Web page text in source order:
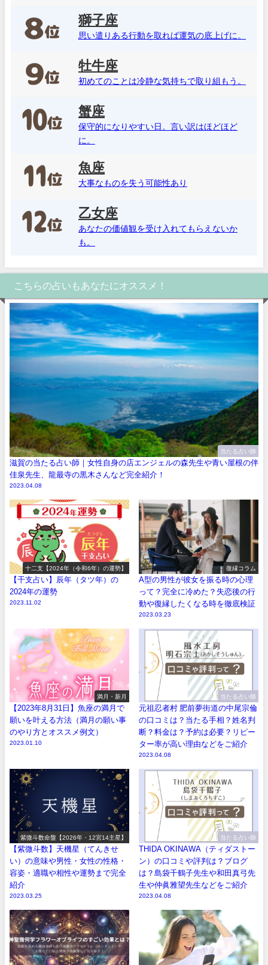
獅子座
思い遣りある行動を取れば運気の底上げに。
牡牛座
初めてのことは冷静な気持ちで取り組もう。
蟹座
保守的になりやすい日。言い訳はほどほど
に。
魚座
大事なものを失う可能性あり
乙女座
あなたの価値観を受け入れてもらえないか
も。
こちらの占いもあなたにオススメ！
当たる占い師
滋賀の当たる占い師｜女性自身の店エンジェルの森先生や青い屋根の伴
佳泉先生、龍最寺の黒木さんなど完全紹介！
2023.04.08
十二支【2024年（令和6年）の運勢】
【干支占い】辰年（タツ年）の
2024年の運勢
2023.11.02
復縁コラム
A型の男性が彼女を振る時の心理
って？完全に冷めた？失恋後の行
動や復縁したくなる時を徹底検証
2023.03.23
満月・新月
【2023年8月31日】魚座の満月で
願いを叶える方法（満月の願い事
のやり方とオススメ例文）
2023.01.10
当たる占い師
元祖忍者村 肥前夢街道の中尾宗倫
の口コミは？当たる手相？姓名判
断？料金は？予約は必要？リピー
ター率が高い理由などをご紹介
2023.04.08
紫微斗数命盤【2026年・12宮14主星】
【紫微斗数】天機星（てんきせ
い）の意味や男性・女性の性格・
容姿・適職や相性や運勢まで完全
紹介
2023.03.25
当たる占い師
THIDA OKINAWA（ティダストー
ン）の口コミや評判は？ブログ
は？島袋千鶴子先生や和田真弓先
生や仲眞雅望先生などをご紹介
2023.04.08